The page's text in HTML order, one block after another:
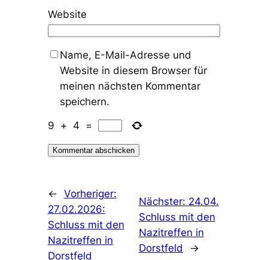
Website
Name, E-Mail-Adresse und
Website in diesem Browser für
meinen nächsten Kommentar
speichern.
9 + 4 =
← Vorheriger:
27.02.2026:
Schluss mit den
Nazitreffen in
Dorstfeld
Nächster: 24.04.
Schluss mit den
Nazitreffen in
Dorstfeld
→